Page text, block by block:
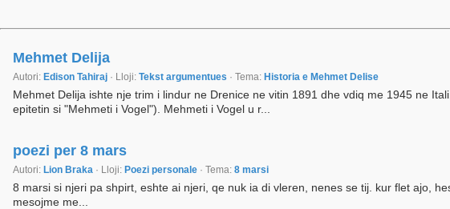
Mehmet Delija
Autori: Edison Tahiraj · Lloji: Tekst argumentues · Tema: Historia e Mehmet Delise
Mehmet Delija ishte nje trim i lindur ne Drenice ne vitin 1891 dhe vdiq me 1945 ne
epitetin si "Mehmeti i Vogel"). Mehmeti i Vogel u r...
poezi per 8 mars
Autori: Lion Braka · Lloji: Poezi personale · Tema: 8 marsi
8 marsi si njeri pa shpirt, eshte ai njeri, qe nuk ia di vleren, nenes se tij. kur flet ajo,
mesojme me...